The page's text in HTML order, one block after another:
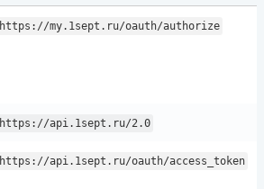
https://my.1sept.ru/oauth/authorize
https://api.1sept.ru/2.0
https://api.1sept.ru/oauth/access_token